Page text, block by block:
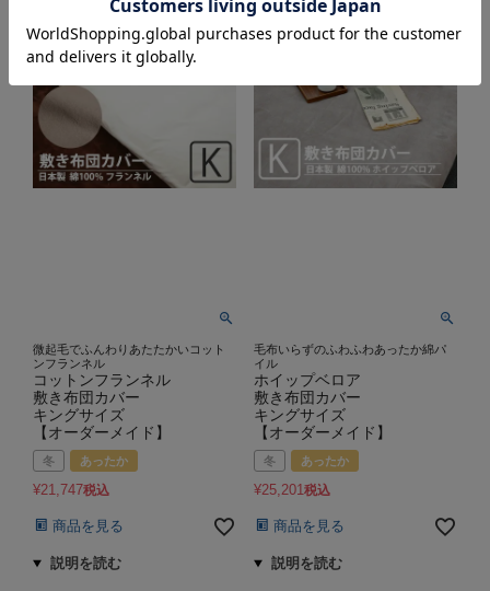
微起毛でふんわりあたたかいコット
ンフランネル
コットンフランネル
敷き布団カバー
キングサイズ
【オーダーメイド】
冬 あったか
¥21,747税込
商品を見る
毛布いらずのふわふわあったか綿パ
イル
ホイップベロア
敷き布団カバー
キングサイズ
【オーダーメイド】
冬 あったか
¥25,201税込
商品を見る